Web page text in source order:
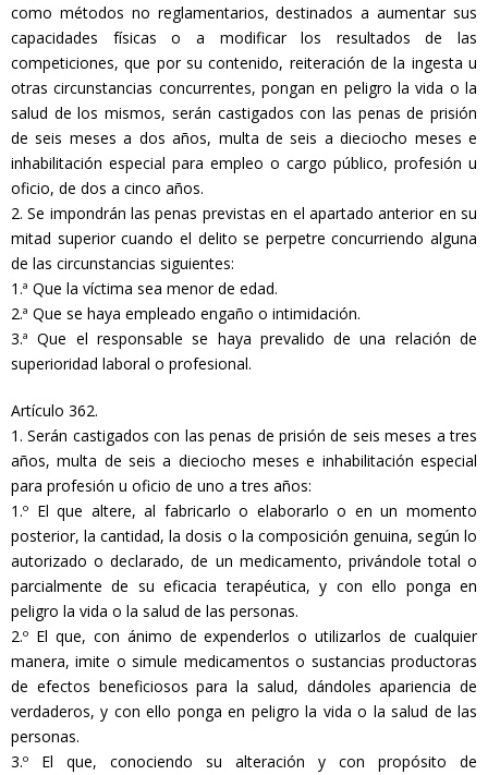
como métodos no reglamentarios, destinados a aumentar sus
capacidades físicas o a modificar los resultados de las
competiciones, que por su contenido, reiteración de la ingesta u
otras circunstancias concurrentes, pongan en peligro la vida o la
salud de los mismos, serán castigados con las penas de prisión
de seis meses a dos años, multa de seis a dieciocho meses e
inhabilitación especial para empleo o cargo público, profesión u
oficio, de dos a cinco años.
2. Se impondrán las penas previstas en el apartado anterior en su
mitad superior cuando el delito se perpetre concurriendo alguna
de las circunstancias siguientes:
1.ª Que la víctima sea menor de edad.
2.ª Que se haya empleado engaño o intimidación.
3.ª Que el responsable se haya prevalido de una relación de
superioridad laboral o profesional.
Artículo 362.
1. Serán castigados con las penas de prisión de seis meses a tres
años, multa de seis a dieciocho meses e inhabilitación especial
para profesión u oficio de uno a tres años:
1.º El que altere, al fabricarlo o elaborarlo o en un momento
posterior, la cantidad, la dosis o la composición genuina, según lo
autorizado o declarado, de un medicamento, privándole total o
parcialmente de su eficacia terapéutica, y con ello ponga en
peligro la vida o la salud de las personas.
2.º El que, con ánimo de expenderlos o utilizarlos de cualquier
manera, imite o simule medicamentos o sustancias productoras
de efectos beneficiosos para la salud, dándoles apariencia de
verdaderos, y con ello ponga en peligro la vida o la salud de las
personas.
3.º El que, conociendo su alteración y con propósito de